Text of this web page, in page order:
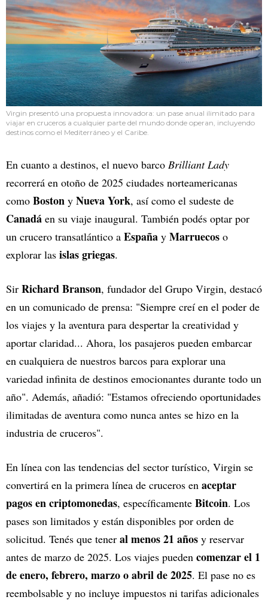
Virgin presentó una propuesta innovadora: un pase anual ilimitado para
viajar en cruceros a cualquier parte del mundo donde operan, incluyendo
destinos como el Mediterráneo y el Caribe.
En cuanto a destinos, el nuevo barco Brilliant Lady
recorrerá en otoño de 2025 ciudades norteamericanas
como Boston y Nueva York, así como el sudeste de
Canadá en su viaje inaugural. También podés optar por
un crucero transatlántico a España y Marruecos o
explorar las islas griegas.
Sir Richard Branson, fundador del Grupo Virgin, destacó
en un comunicado de prensa: "Siempre creí en el poder de
los viajes y la aventura para despertar la creatividad y
aportar claridad... Ahora, los pasajeros pueden embarcar
en cualquiera de nuestros barcos para explorar una
variedad infinita de destinos emocionantes durante todo un
año". Además, añadió: "Estamos ofreciendo oportunidades
ilimitadas de aventura como nunca antes se hizo en la
industria de cruceros".
En línea con las tendencias del sector turístico, Virgin se
convertirá en la primera línea de cruceros en aceptar
pagos en criptomonedas, específicamente Bitcoin. Los
pases son limitados y están disponibles por orden de
solicitud. Tenés que tener al menos 21 años y reservar
antes de marzo de 2025. Los viajes pueden comenzar el 1
de enero, febrero, marzo o abril de 2025. El pase no es
reembolsable y no incluye impuestos ni tarifas adicionales